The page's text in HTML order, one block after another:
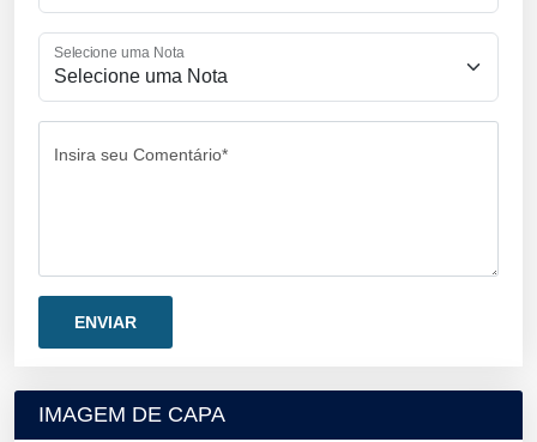
Selecione uma Nota
Insira seu Comentário*
IMAGEM DE CAPA